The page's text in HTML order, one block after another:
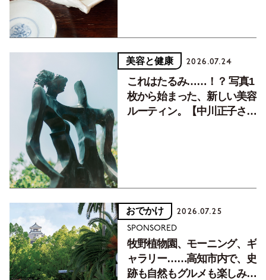
美容と健康 2026.07.24
これはたるみ……！？ 写真1
枚から始まった、新しい美容
ルーティン。【中川正子さん
おでかけ 2026.07.25
SPONSORED
牧野植物園、モーニング、ギ
ャラリー……高知市内で、史
跡も自然もグルメも楽しみ尽